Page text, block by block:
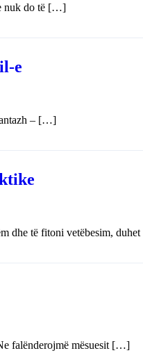
nuk do të […]
e
– […]
dhe të fitoni vetëbesim,
falënderojmë mësuesit […]